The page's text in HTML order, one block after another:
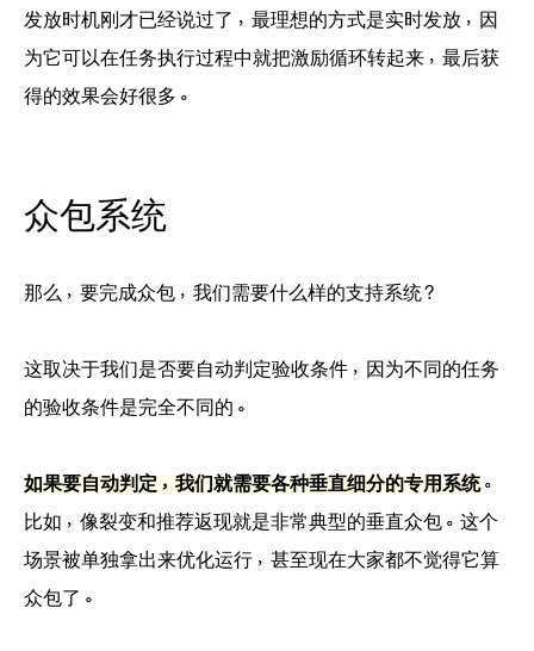
发放时机刚才已经说过了，最理想的方式是实时发放，因
为它可以在任务执行过程中就把激励循环转起来，最后获
得的效果会好很多。
众包系统
那么，要完成众包，我们需要什么样的支持系统？
这取决于我们是否要自动判定验收条件，因为不同的任务
的验收条件是完全不同的。
如果要自动判定，我们就需要各种垂直细分的专用系统。
比如，像裂变和推荐返现就是非常典型的垂直众包。这个
场景被单独拿出来优化运行，甚至现在大家都不觉得它算
众包了。